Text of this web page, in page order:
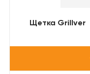
Щетка Grillver